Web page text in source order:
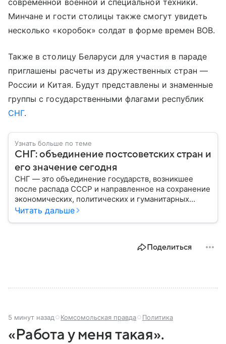
современной военной и специальной техники.
Минчане и гости столицы также смогут увидеть
несколько «коробок» солдат в форме времен ВОВ.
Также в столицу Беларуси для участия в параде
приглашены расчеты из дружественных стран —
России и Китая. Будут представлены и знаменные
группы с государственными флагами республик
СНГ.
Узнать больше по теме
СНГ: объединение постсоветских стран и
его значение сегодня
СНГ — это объединение государств, возникшее
после распада СССР и направленное на сохранение
экономических, политических и гуманитарных
связей между бывшими союзными республиками.
Собрали главное по теме на сегодняшний день.
Читать дальше
Поделиться
5 минут назад Комсомольская правда Политика
«Работа у меня такая».